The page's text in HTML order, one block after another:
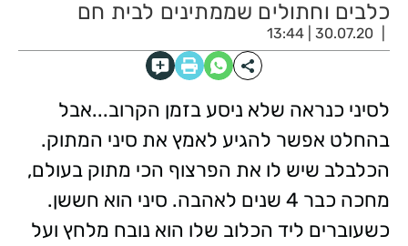
כלבים וחתולים שממתינים לבית חם
30.07.20 | 13:44
לסיני כנראה שלא ניסע בזמן הקרוב...אבל
בהחלט אפשר להגיע לאמץ את סיני המתוק.
הכלבלב שיש לו את הפרצוף הכי מתוק בעולם,
מחכה כבר 4 שנים לאהבה. סיני הוא חששן.
כשעוברים ליד הכלוב שלו הוא נובח מלחץ ועל